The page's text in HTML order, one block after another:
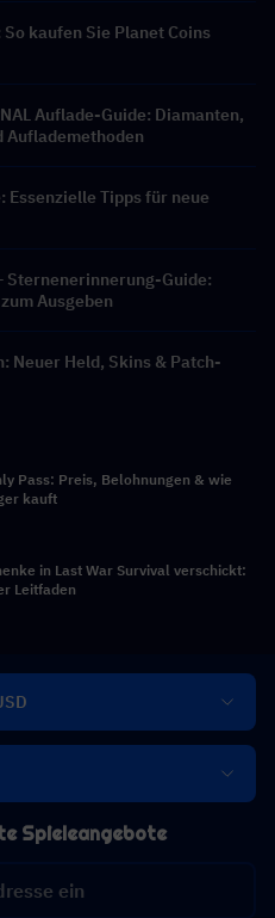
kaufen Sie Planet Coins
Auflade-Guide: Diamanten,
Auflademethoden
Tipps für neue
Sternenerinnerung-Guide:
Ausgeben
Neuer Held, Skins & Patch-
Pass: Preis, Belohnungen & wie
kauft
in Last War Survival verschickt:
Leitfaden
Spieleangebote